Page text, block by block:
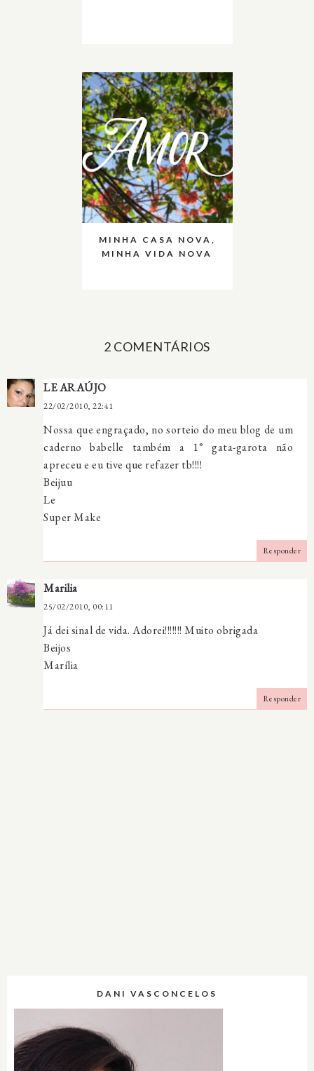
MINHA CASA NOVA,
MINHA VIDA NOVA
2 COMENTÁRIOS
LE ARAÚJO
22/02/2010, 22:41
Nossa que engraçado, no sorteio do meu blog de um
caderno babelle também a 1° gata-garota não
apreceu e eu tive que refazer tb!!!!
Beijuu
Le
Super Make
Responder
Marilia
25/02/2010, 00:11
Já dei sinal de vida. Adorei!!!!!!! Muito obrigada
Beijos
Marília
Responder
DANI VASCONCELOS